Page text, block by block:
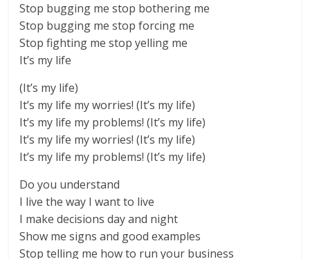
Stop bugging me stop bothering me
Stop bugging me stop forcing me
Stop fighting me stop yelling me
It’s my life
(It’s my life)
It’s my life my worries! (It’s my life)
It’s my life my problems! (It’s my life)
It’s my life my worries! (It’s my life)
It’s my life my problems! (It’s my life)
Do you understand
I live the way I want to live
I make decisions day and night
Show me signs and good examples
Stop telling me how to run your business